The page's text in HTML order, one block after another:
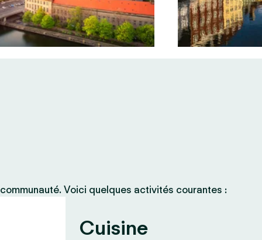
Voici quelques activités courantes :
Cuisine